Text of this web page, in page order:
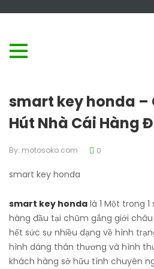
smart key honda –
Hút Nhà Cái Hàng
By: motosoko.com 0
smart key honda
smart key honda là 1 Một trong
hàng đầu tại chũm gắng giới
hết sức sự nhiều dạng về hình
hình dáng thân thương và hình
khách hàng sở hữu tính chuyên